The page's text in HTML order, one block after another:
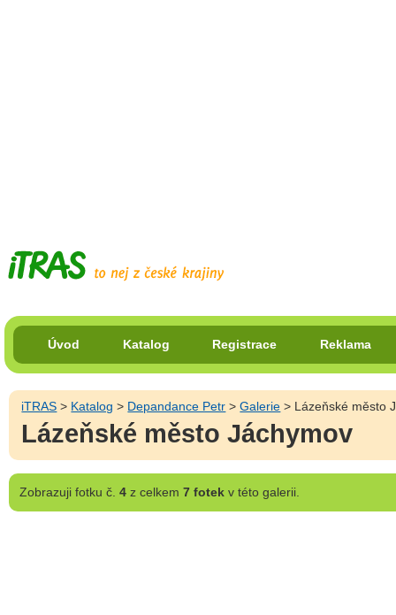
Úvod Katalog Registrace Reklama
iTRAS > Katalog > Depandance Petr >Galerie > Lázeňské město
Lázeňské město Jáchymov
Zobrazujifotku č. 4z celkem 7 fotekv této galerii.